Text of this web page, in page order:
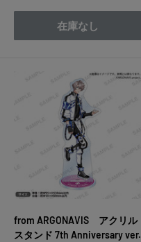
在庫なし
from ARGONAVIS アクリル
スタンド 7th Anniversary ver.